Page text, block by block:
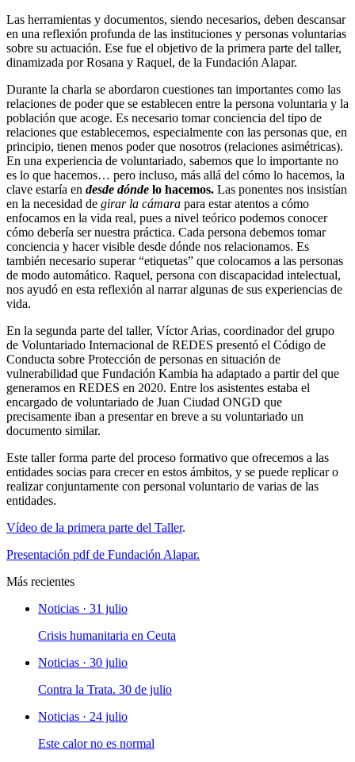
Las herramientas y documentos, siendo necesarios, deben descansar
en una reflexión profunda de las instituciones y personas voluntarias
sobre su actuación. Ese fue el objetivo de la primera parte del taller,
dinamizada por Rosana y Raquel, de la Fundación Alapar.
Durante la charla se abordaron cuestiones tan importantes como las
relaciones de poder que se establecen entre la persona voluntaria y la
población que acoge. Es necesario tomar conciencia del tipo de
relaciones que establecemos, especialmente con las personas que, en
principio, tienen menos poder que nosotros (relaciones asimétricas).
En una experiencia de voluntariado, sabemos que lo importante no
es lo que hacemos… pero incluso, más allá del cómo lo hacemos, la
clave estaría en desde dónde lo hacemos. Las ponentes nos insistían
en la necesidad de girar la cámara para estar atentos a cómo
enfocamos en la vida real, pues a nivel teórico podemos conocer
cómo debería ser nuestra práctica. Cada persona debemos tomar
conciencia y hacer visible desde dónde nos relacionamos. Es
también necesario superar “etiquetas” que colocamos a las personas
de modo automático. Raquel, persona con discapacidad intelectual,
nos ayudó en esta reflexión al narrar algunas de sus experiencias de
vida.
En la segunda parte del taller, Víctor Arias, coordinador del grupo
de Voluntariado Internacional de REDES presentó el Código de
Conducta sobre Protección de personas en situación de
vulnerabilidad que Fundación Kambia ha adaptado a partir del que
generamos en REDES en 2020. Entre los asistentes estaba el
encargado de voluntariado de Juan Ciudad ONGD que
precisamente iban a presentar en breve a su voluntariado un
documento similar.
Este taller forma parte del proceso formativo que ofrecemos a las
entidades socias para crecer en estos ámbitos, y se puede replicar o
realizar conjuntamente con personal voluntario de varias de las
entidades.
Vídeo de la primera parte del Taller.
Presentación pdf de Fundación Alapar.
Más recientes
Noticias · 31 julio
Crisis humanitaria en Ceuta
Noticias · 30 julio
Contra la Trata. 30 de julio
Noticias · 24 julio
Este calor no es normal